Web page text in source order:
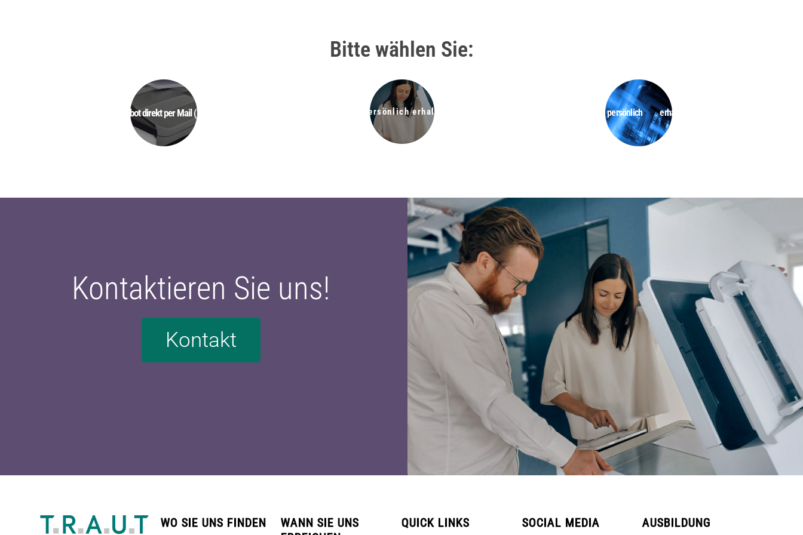
Bitte wählen Sie:
Angebot direkt per Mail (MPS) Angebot persönlich erhalten (MPS) Angebot persönlich erhalten (IT)
Kontaktieren Sie uns!
Kontakt
WO SIE UNS FINDEN
WANN SIE UNS
QUICK LINKS SOCIAL MEDIA AUSBILDUNG